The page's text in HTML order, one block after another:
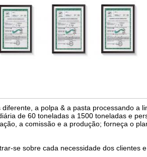
a polpa & a pasta processando a
de 60 toneladas a 1500 toneladas e
a comissão e a produção; forneça o
se sobre cada necessidade dos clientes